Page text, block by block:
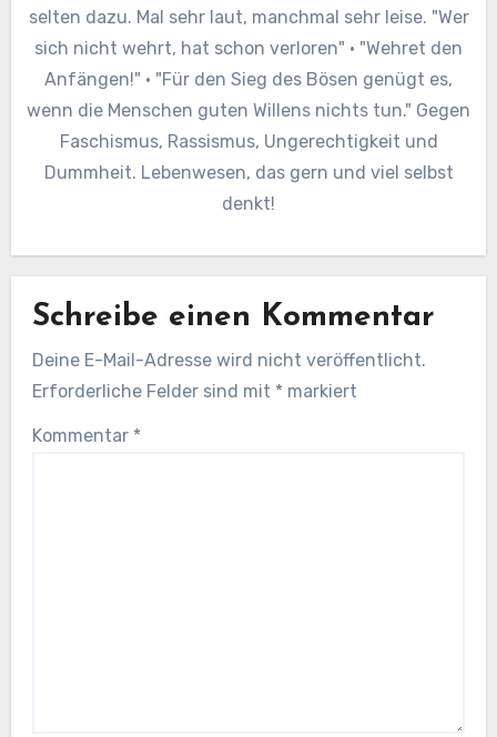
selten dazu. Mal sehr laut, manchmal sehr leise. "Wer
sich nicht wehrt, hat schon verloren" · "Wehret den
Anfängen!" · "Für den Sieg des Bösen genügt es,
wenn die Menschen guten Willens nichts tun." Gegen
Faschismus, Rassismus, Ungerechtigkeit und
Dummheit. Lebenwesen, das gern und viel selbst
denkt!
Schreibe einen Kommentar
Deine E-Mail-Adresse wird nicht veröffentlicht.
Erforderliche Felder sind mit * markiert
Kommentar *